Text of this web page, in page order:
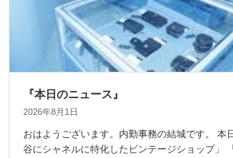
『本日のニュース』
2026年8月1日
おはようございます。内勤事務の結城です。 本
谷にシャネルに特化したビンテージショップ」